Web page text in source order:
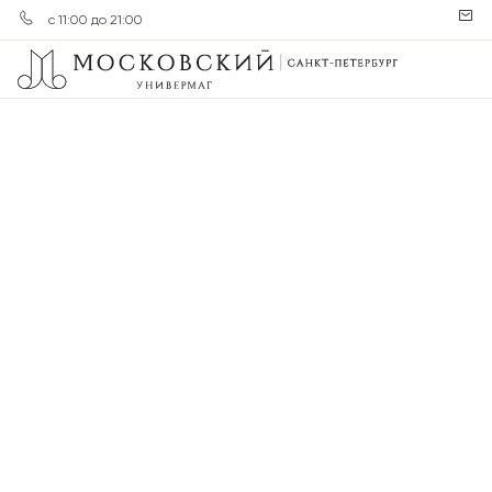
с 11:00 до 21:00